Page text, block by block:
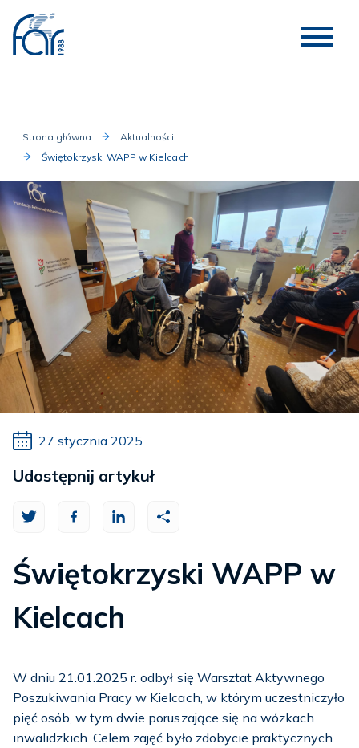
Strona główna
Aktualności
Świętokrzyski WAPP w Kielcach
27 stycznia 2025
Świętokrzyski WAPP w
Kielcach
W dniu 21.01.2025 r. odbył się Warsztat Aktywnego
Poszukiwania Pracy w Kielcach, w którym uczestniczyło
pięć osób, w tym dwie poruszające się na wózkach
inwalidzkich. Celem zajęć było zdobycie praktycznych
Udostępnij artykuł